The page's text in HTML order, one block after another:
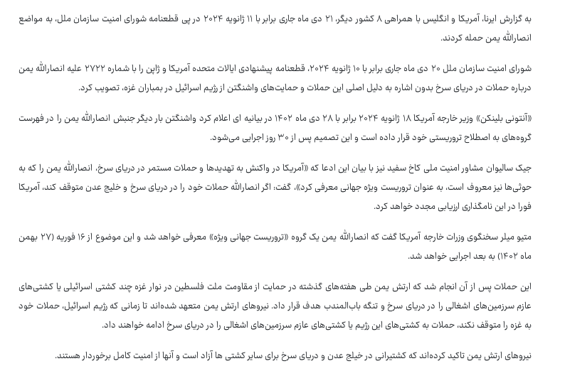
به گزارش ایرنا، آمریکا و انگلیس با همراهی ۸ کشور دیگر، ۲۱ دی ماه جاری برابر با ۱۱ ژانویه ۲۰۲۴ در پی قطعنامه شورای امنیت سازمان ملل، به مواضع
انصارالله یمن حمله کردند.
شورای امنیت سازمان ملل ۲۰ دی ماه جاری برابر با ۱۰ ژانویه ۲۰۲۴، قطعنامه پیشنهادی ایالات متحده آمریکا و ژاپن را با شماره ۲۷۲۲ علیه انصارالله یمن
درباره حملات در دریای سرخ بدون اشاره به دلیل اصلی این حملات و حمایت‌های واشنگتن از رژیم اسرائیل در بمباران غزه، تصویب کرد.
«آنتونی بلینکن» وزیر خارجه آمریکا ۱۸ ژانویه ۲۰۲۴ برابر با ۲۸ دی ماه ۱۴۰۲ در بیانیه ای اعلام کرد واشنگتن بار دیگر جنبش انصارالله یمن را در فهرست
گروه‌های به اصطلاح تروریستی خود قرار داده است و این تصمیم پس از ۳۰ روز اجرایی می‌شود.
جیک سالیوان مشاور امنیت ملی کاخ سفید نیز با بیان این ادعا که «آمریکا در واکنش به تهدیدها و حملات مستمر در دریای سرخ، انصارالله یمن را که به
حوثی‌ها نیز معروف است، به عنوان تروریست ویژه جهانی معرفی کرد»، گفت: اگر انصارالله حملات خود را در دریای سرخ و خلیج عدن متوقف کند، آمریکا
فورا در این نامگذاری ارزیابی مجدد خواهد کرد.
متیو میلر سخنگوی وزرات خارجه آمریکا گفت که انصارالله یمن یک گروه «تروریست جهانی ویژه» معرفی خواهد شد و این موضوع از ۱۶ فوریه (۲۷ بهمن
ماه ۱۴۰۲) به بعد اجرایی خواهد شد.
این حملات پس از آن انجام شد که ارتش یمن طی هفته‌های گذشته در حمایت از مقاومت ملت فلسطین در نوار غزه چند کشتی اسرائیلی یا کشتی‌های
عازم سرزمین‌های اشغالی را در دریای سرخ و تنگه باب‌المندب هدف قرار داد. نیروهای ارتش یمن متعهد شده‌اند تا زمانی که رژیم اسرائیل، حملات خود
به غزه را متوقف نکند، حملات به کشتی‌های این رژیم یا کشتی‌های عازم سرزمین‌های اشغالی را در دریای سرخ ادامه خواهند داد.
نیروهای ارتش یمن تاکید کرده‌اند که کشتیرانی در خیلج عدن و دریای سرخ برای سایر کشتی ها آزاد است و آنها از امنیت کامل برخوردار هستند.